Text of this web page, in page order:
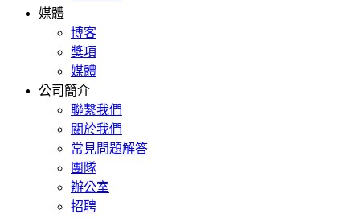
媒體
博客
獎項
媒體
公司簡介
聯繫我們
關於我們
常見問題解答
團隊
辦公室
招聘